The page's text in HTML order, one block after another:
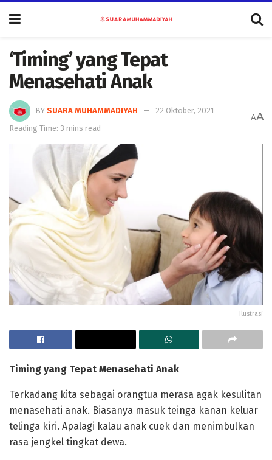
‘Timing’ yang Tepat
Menasehati Anak
BY SUARA MUHAMMADIYAH
22 Oktober, 2021
Reading Time: 3 mins read
AA
Ilustrasi
Timing yang Tepat Menasehati Anak
Terkadang kita sebagai orangtua merasa agak kesulitan
menasehati anak. Biasanya masuk teinga kanan keluar
telinga kiri. Apalagi kalau anak cuek dan menimbulkan
rasa jengkel tingkat dewa.